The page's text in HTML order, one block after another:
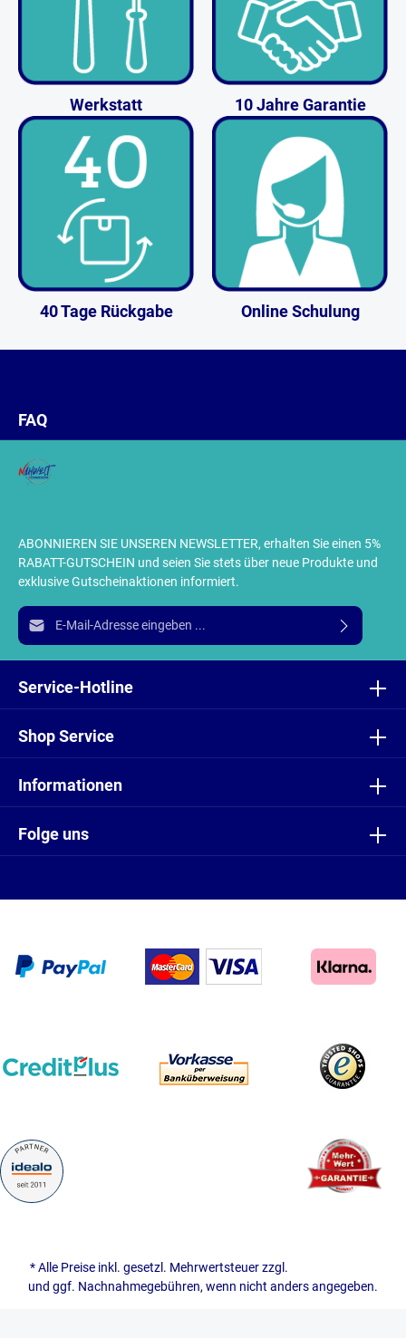
Werkstatt 10 Jahre Garantie
40 Tage Rückgabe Online Schulung
ABONNIEREN SIE UNSEREN NEWSLETTER, erhalten Sie einen 5%
RABATT-GUTSCHEIN und seien Sie stets über neue Produkte und
exklusive Gutscheinaktionen informiert.
E-Mail-Adresse*
Ich habe dieDatenschutzbestimmungenzur Kenntnis
einverstanden.
Folge uns
Service-Hotline
Shop Service
Informationen
FAQ
* Alle Preise inkl. gesetzl. Mehrwertsteuer zzgl.
und ggf. Nachnahmegebühren, wenn nicht anders angegeben.